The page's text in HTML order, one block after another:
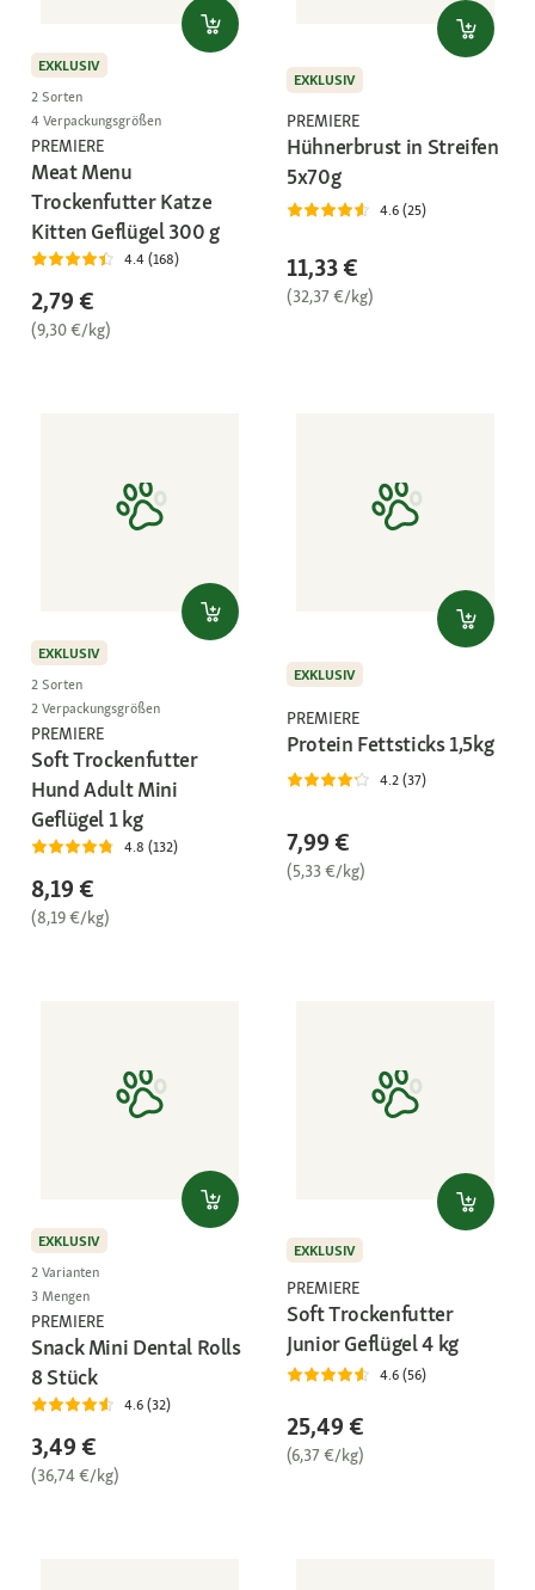
EXKLUSIV
2 Sorten
4 Verpackungsgrößen
PREMIERE
Meat Menu
Trockenfutter Katze
Kitten Geflügel 300 g
4.4 (168)
2,79 €
(9,30 €/kg)
EXKLUSIV
PREMIERE
Hühnerbrust in Streifen
5x70g
4.6 (25)
11,33 €
(32,37 €/kg)
EXKLUSIV
2 Sorten
2 Verpackungsgrößen
PREMIERE
Soft Trockenfutter
Hund Adult Mini
Geflügel 1 kg
4.8 (132)
8,19 €
(8,19 €/kg)
EXKLUSIV
PREMIERE
Protein Fettsticks 1,5kg
4.2 (37)
7,99 €
(5,33 €/kg)
EXKLUSIV
2 Varianten
3 Mengen
PREMIERE
Snack Mini Dental Rolls
8 Stück
4.6 (32)
3,49 €
(36,74 €/kg)
EXKLUSIV
PREMIERE
Soft Trockenfutter
Junior Geflügel 4 kg
4.6 (56)
25,49 €
(6,37 €/kg)